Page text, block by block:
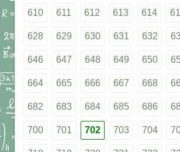
610 611 612 613 614
628 629 630 631 632
646 647 648 649 650
664 665 666 667 668
682 683 684 685 686
700 701 702 703 704